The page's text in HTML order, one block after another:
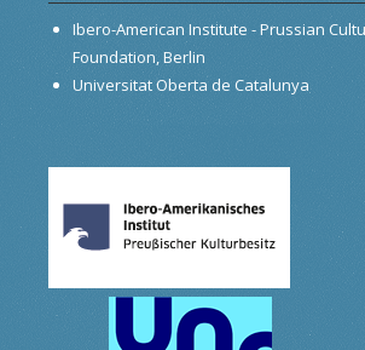
Ibero-American Institute - Prussian
Foundation, Berlin
Universitat Oberta de Catalunya